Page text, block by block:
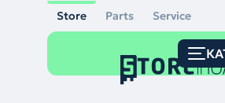
Store Parts Service